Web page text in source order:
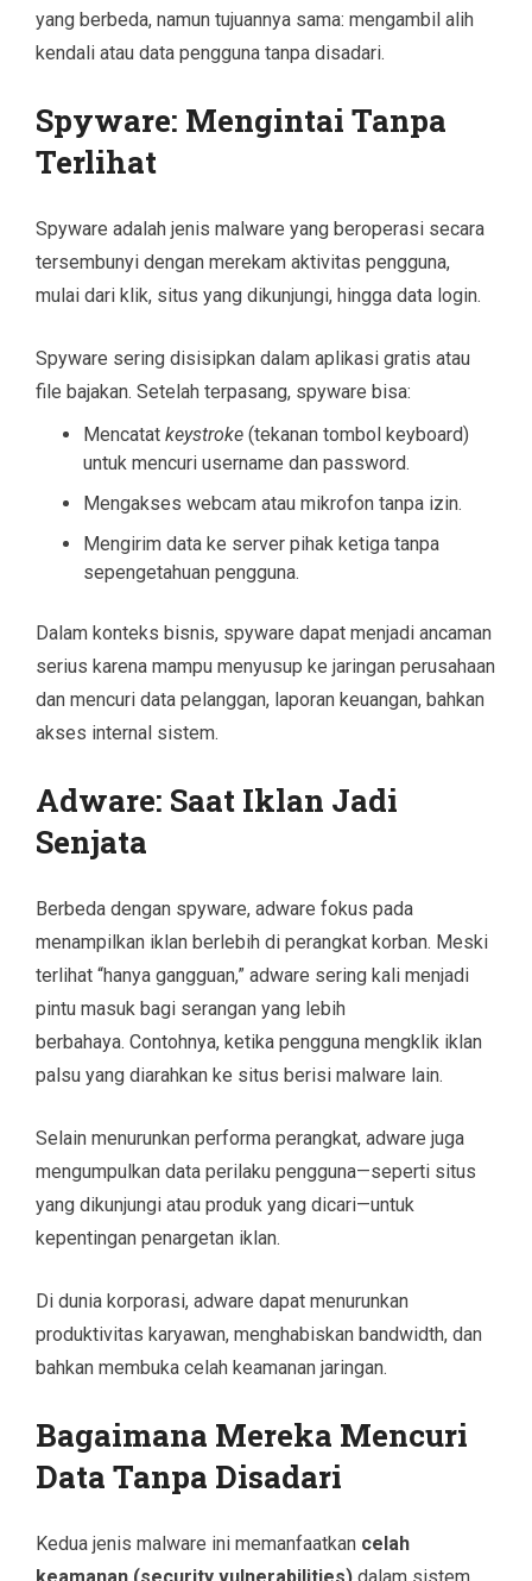
yang berbeda, namun tujuannya sama: mengambil alih
kendali atau data pengguna tanpa disadari.
Spyware: Mengintai Tanpa
Terlihat
Spyware adalah jenis malware yang beroperasi secara
tersembunyi dengan merekam aktivitas pengguna,
mulai dari klik, situs yang dikunjungi, hingga data login.
Spyware sering disisipkan dalam aplikasi gratis atau
file bajakan. Setelah terpasang, spyware bisa:
Mencatat keystroke (tekanan tombol keyboard)
untuk mencuri username dan password.
Mengakses webcam atau mikrofon tanpa izin.
Mengirim data ke server pihak ketiga tanpa
sepengetahuan pengguna.
Dalam konteks bisnis, spyware dapat menjadi ancaman
serius karena mampu menyusup ke jaringan perusahaan
dan mencuri data pelanggan, laporan keuangan, bahkan
akses internal sistem.
Adware: Saat Iklan Jadi
Senjata
Berbeda dengan spyware, adware fokus pada
menampilkan iklan berlebih di perangkat korban. Meski
terlihat “hanya gangguan,” adware sering kali menjadi
pintu masuk bagi serangan yang lebih
berbahaya. Contohnya, ketika pengguna mengklik iklan
palsu yang diarahkan ke situs berisi malware lain.
Selain menurunkan performa perangkat, adware juga
mengumpulkan data perilaku pengguna—seperti situs
yang dikunjungi atau produk yang dicari—untuk
kepentingan penargetan iklan.
Di dunia korporasi, adware dapat menurunkan
produktivitas karyawan, menghabiskan bandwidth, dan
bahkan membuka celah keamanan jaringan.
Bagaimana Mereka Mencuri
Data Tanpa Disadari
Kedua jenis malware ini memanfaatkan celah